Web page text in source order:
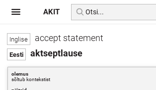
accept statement
aktseptlause
olemus
sõltub kontekstist
AKIT